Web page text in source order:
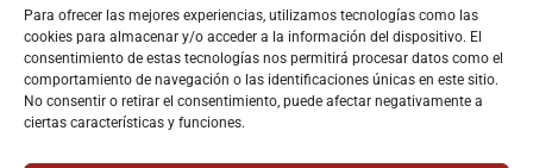
Para ofrecer las mejores experiencias, utilizamos tecnologías como las
cookies para almacenar y/o acceder a la información del dispositivo. El
consentimiento de estas tecnologías nos permitirá procesar datos como el
comportamiento de navegación o las identificaciones únicas en este sitio.
No consentir o retirar el consentimiento, puede afectar negativamente a
ciertas características y funciones.
Reproductor
de
vídeo